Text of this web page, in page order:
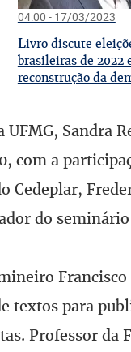
04:00 - 17/03/2023
Livro discute
brasileiras de 2022
reconstrução da
Sandra
com a
do
textos para
Professor da